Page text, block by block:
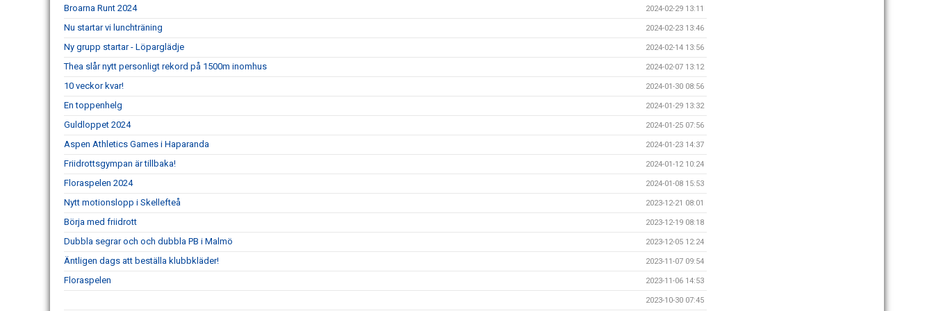
Broarna Runt 2024 2024-02-29 13:11
Nu startar vi lunchträning 2024-02-23 13:46
Ny grupp startar - Löparglädje 2024-02-14 13:56
Thea slår nytt personligt rekord på 1500m inomhus 2024-02-07 13:12
10 veckor kvar! 2024-01-30 08:56
En toppenhelg 2024-01-29 13:32
Guldloppet 2024 2024-01-25 07:56
Aspen Athletics Games i Haparanda 2024-01-23 14:37
Friidrottsgympan är tillbaka! 2024-01-12 10:24
Floraspelen 2024 2024-01-08 15:53
Nytt motionslopp i Skellefteå 2023-12-21 08:01
Börja med friidrott 2023-12-19 08:18
Dubbla segrar och och dubbla PB i Malmö 2023-12-05 12:24
Äntligen dags att beställa klubbkläder! 2023-11-07 09:54
Floraspelen 2023-11-06 14:53
2023-10-30 07:45